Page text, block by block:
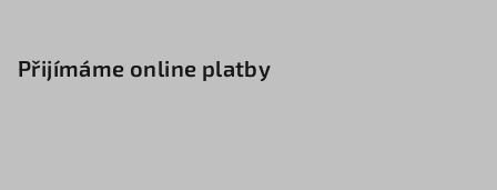
Přijímáme online platby